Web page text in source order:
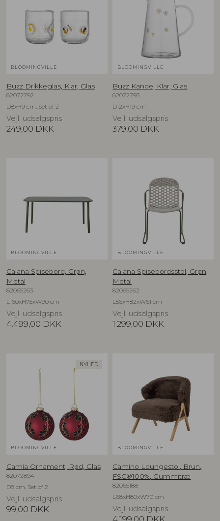
BLOOMINGVILLE
Buzz Drikkeglas, Klar, Glas
82072792
D8xH9 cm, Set of 2
Vejl. udsalgspris
249,00 DKK
BLOOMINGVILLE
Buzz Kande, Klar, Glas
82072793
D12xH19 cm
Vejl. udsalgspris
379,00 DKK
BLOOMINGVILLE
Calana Spisebord, Grøn,
Metal
82065263
L160xH75xW90 cm
Vejl. udsalgspris
4.499,00 DKK
BLOOMINGVILLE
Calana Spisebordsstol, Grøn,
Metal
82065262
L56xH82xW61 cm
Vejl. udsalgspris
1.299,00 DKK
NYHED
BLOOMINGVILLE
Camia Ornament, Rød, Glas
82072894
D8 cm, Set of 2
Vejl. udsalgspris
99,00 DKK
BLOOMINGVILLE
Camino Loungestol, Brun,
FSC®100%, Gummitræ
82065188
L68xH80xW70 cm
Vejl. udsalgspris